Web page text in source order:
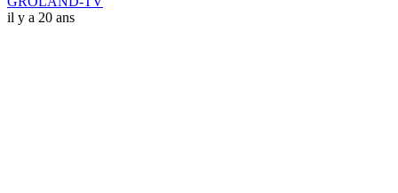
il y a 20 ans